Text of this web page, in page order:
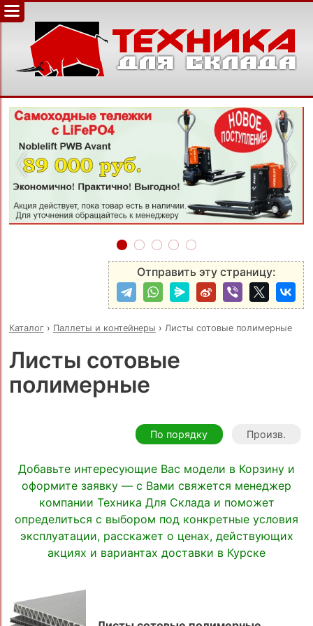
‹ ›
Отправить эту страницу:
Каталог› Паллеты и контейнеры › Листы сотовые полимерные
Листы сотовые
полимерные
По порядку Произв.
Добавьте интересующие Вас модели в Корзину и
оформите заявку — с Вами свяжется менеджер
компании Техника Для Склада и поможет
определиться с выбором под конкретные условия
эксплуатации, расскажет о ценах, действующих
акциях и вариантах доставки в Курске